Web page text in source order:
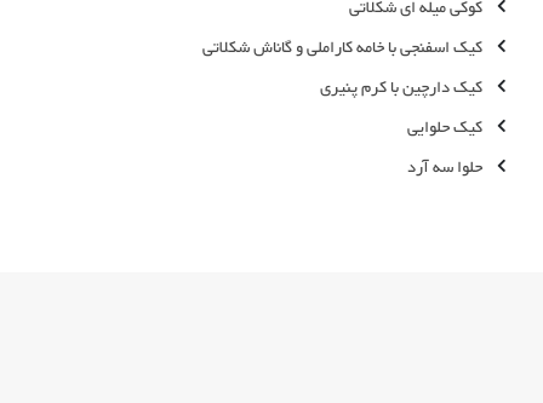
کوکی میله ای شکلاتی
کیک اسفنجی با خامه کاراملی و گاناش شکلاتی
کیک دارچین با کرم پنیری
کیک حلوایی
حلوا سه آرد